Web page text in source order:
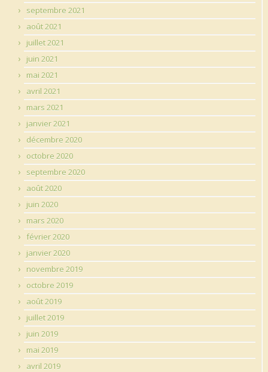
septembre 2021
août 2021
juillet 2021
juin 2021
mai 2021
avril 2021
mars 2021
janvier 2021
décembre 2020
octobre 2020
septembre 2020
août 2020
juin 2020
mars 2020
février 2020
janvier 2020
novembre 2019
octobre 2019
août 2019
juillet 2019
juin 2019
mai 2019
avril 2019